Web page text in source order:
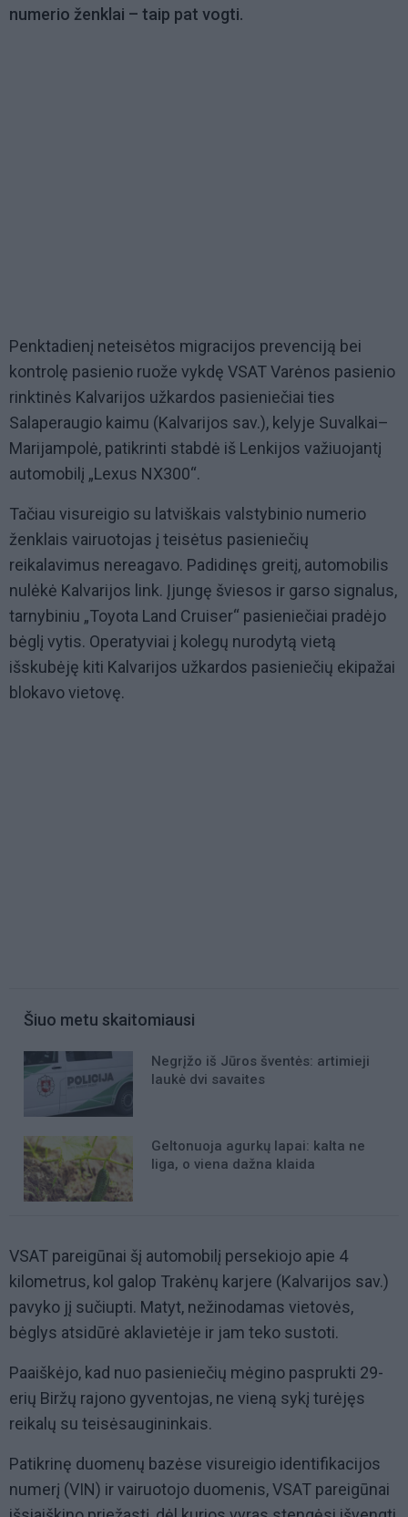
numerio ženklai – taip pat vogti.
Penktadienį neteisėtos migracijos prevenciją bei
kontrolę pasienio ruože vykdę VSAT Varėnos pasienio
rinktinės Kalvarijos užkardos pasieniečiai ties
Salaperaugio kaimu (Kalvarijos sav.), kelyje Suvalkai–
Marijampolė, patikrinti stabdė iš Lenkijos važiuojantį
automobilį „Lexus NX300“.
Tačiau visureigio su latviškais valstybinio numerio
ženklais vairuotojas į teisėtus pasieniečių
reikalavimus nereagavo. Padidinęs greitį, automobilis
nulėkė Kalvarijos link. Įjungę šviesos ir garso signalus,
tarnybiniu „Toyota Land Cruiser“ pasieniečiai pradėjo
bėglį vytis. Operatyviai į kolegų nurodytą vietą
išskubėję kiti Kalvarijos užkardos pasieniečių ekipažai
blokavo vietovę.
Šiuo metu skaitomiausi
Negrįžo iš Jūros šventės: artimieji
laukė dvi savaites
Geltonuoja agurkų lapai: kalta ne
liga, o viena dažna klaida
VSAT pareigūnai šį automobilį persekiojo apie 4
kilometrus, kol galop Trakėnų karjere (Kalvarijos sav.)
pavyko jį sučiupti. Matyt, nežinodamas vietovės,
bėglys atsidūrė aklavietėje ir jam teko sustoti.
Paaiškėjo, kad nuo pasieniečių mėgino pasprukti 29-
erių Biržų rajono gyventojas, ne vieną sykį turėjęs
reikalų su teisėsaugininkais.
Patikrinę duomenų bazėse visureigio identifikacijos
numerį (VIN) ir vairuotojo duomenis, VSAT pareigūnai